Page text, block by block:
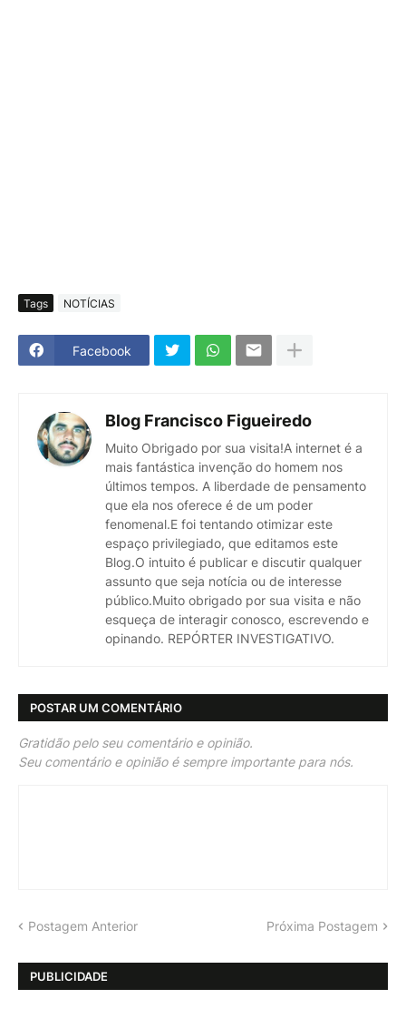
Tags NOTÍCIAS
Facebook
Blog Francisco Figueiredo
Muito Obrigado por sua visita!A internet é a
mais fantástica invenção do homem nos
últimos tempos. A liberdade de pensamento
que ela nos oferece é de um poder
fenomenal.E foi tentando otimizar este
espaço privilegiado, que editamos este
Blog.O intuito é publicar e discutir qualquer
assunto que seja notícia ou de interesse
público.Muito obrigado por sua visita e não
esqueça de interagir conosco, escrevendo e
opinando. REPÓRTER INVESTIGATIVO.
POSTAR UM COMENTÁRIO
Gratidão pelo seu comentário e opinião.
Seu comentário e opinião é sempre importante para nós.
Postagem Anterior Próxima Postagem
PUBLICIDADE